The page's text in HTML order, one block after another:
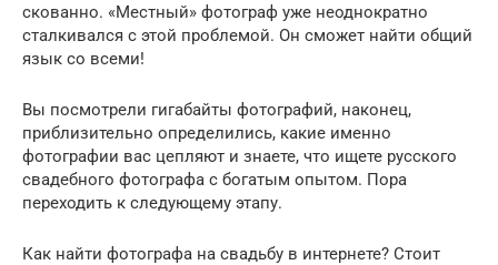
скованно. «Местный» фотограф уже неоднократно
сталкивался с этой проблемой. Он сможет найти общий
язык со всеми!
Вы посмотрели гигабайты фотографий, наконец,
приблизительно определились, какие именно
фотографии вас цепляют и знаете, что ищете русского
свадебного фотографа с богатым опытом. Пора
переходить к следующему этапу.
Как найти фотографа на свадьбу в интернете? Стоит